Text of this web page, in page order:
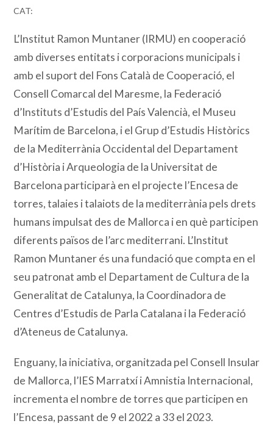
CAT:
L’Institut Ramon Muntaner (IRMU) en cooperació
amb diverses entitats i corporacions municipals i
amb el suport del Fons Català de Cooperació, el
Consell Comarcal del Maresme, la Federació
d’Instituts d’Estudis del País Valencià, el Museu
Marítim de Barcelona, i el Grup d’Estudis Històrics
de la Mediterrània Occidental del Departament
d’Història i Arqueologia de la Universitat de
Barcelona participarà en el projecte l’Encesa de
torres, talaies i talaiots de la mediterrània pels drets
humans impulsat des de Mallorca i en què participen
diferents països de l’arc mediterrani. L’Institut
Ramon Muntaner és una fundació que compta en el
seu patronat amb el Departament de Cultura de la
Generalitat de Catalunya, la Coordinadora de
Centres d’Estudis de Parla Catalana i la Federació
d’Ateneus de Catalunya.
Enguany, la iniciativa, organitzada pel Consell Insular
de Mallorca, l’IES Marratxí i Amnistia Internacional,
incrementa el nombre de torres que participen en
l’Encesa, passant de 9 el 2022 a 33 el 2023.